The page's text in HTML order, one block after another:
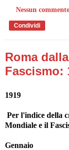
Nessun
Condividi
Roma
Fascismo:
1919
Per l'indice della
Mondiale e il
Gennaio